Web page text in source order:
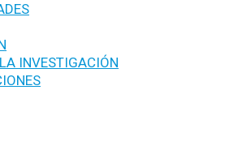
INVESTIGACIÓN